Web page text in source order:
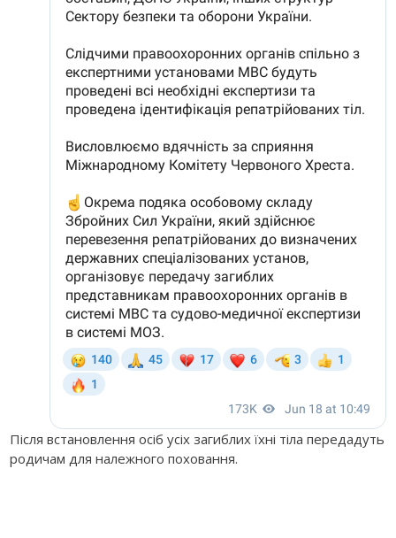
Після встановлення осіб усіх загиблих їхні тіла передадуть
родичам для належного поховання.